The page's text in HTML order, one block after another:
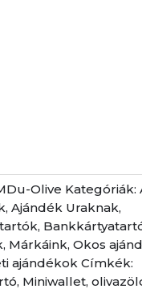
Olive Kategóriák:
, Ajándék Uraknak,
,
, Márkáink, Okos
ajándékok Címkék:
, Miniwallet,